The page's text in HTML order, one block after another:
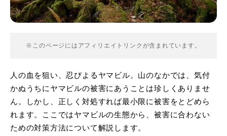
※このページにはアフィリエイトリンクが含まれています。
人の血を狙い、忍びよるヤマビル。山のなかでは、気付
かぬうちにヤマビルの被害にあうことは珍しくありませ
ん。しかし、正しく対処すれば最小限に被害をとどめら
れます。ここではヤマビルの生態から、被害に合わない
ための対策方法について解説します。